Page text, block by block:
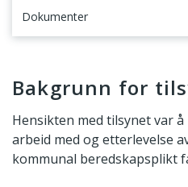
Dokumenter
Bakgrunn for
Hensikten med tilsynet var
arbeid med og etterlevelse
kommunal beredskapsplikt